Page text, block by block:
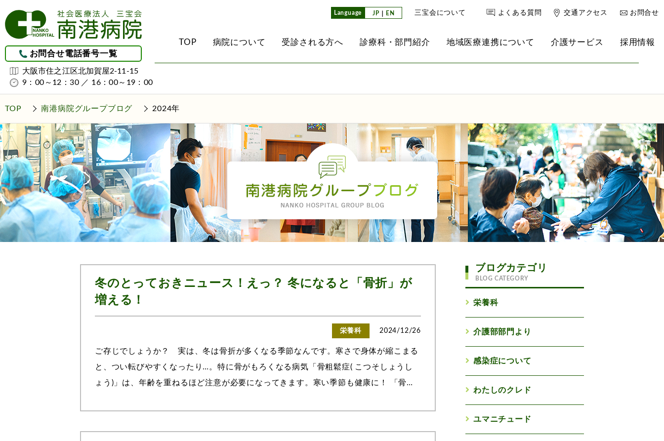
Language JP EN 三宝会について よくある質問 交通アクセス お問合せ
お問合せ電話番号一覧
大阪市住之江区北加賀屋2-11-15
9：00～12：30 ／ 16：00～19：00
TOP 病院について
理念・理事長挨拶・クレド
病院概要
医療安全について
院内感染防止に関する取り組み
厚生労働大臣が定める掲示事項
施設設備紹介
南港ユマニテ病院の開設にあたって
子ども事業部
その他のグループ法人
受診される方へ
受診される方へ
初診・外来受診のご案内
入院・お見舞いされる方へ 救急外来
診療科・部門紹介
診療科・部門のご紹介
外科
リハビリテーション科
回復期リハビリテーション病棟
回復率実績
皮膚科
泌尿器科
内視鏡検査
検査科
栄養科
看護部教育方針
介護科
治験推進室
産婦人科
小児科
内科・老年内科
心療内科・精神科
乳腺外来
スポーツ医学外来
地域医療連携について
地域医療連携について
地域医療連携
レスパイト入院について
介護サービス
介護サービス
南港病院ケアプランセンター
（居宅介護支援事業所）
訪問看護ステーション
グループホーム
（認知症対応型共同生活介護事業所）
ヘルパーステーション
採用情報
TOP 南港病院グループブログ 2024年
冬のとっておきニュース！えっ？ 冬になると「骨折」が
増える！
栄養科 2024/12/26
ご存じでしょうか？ 実は、冬は骨折が多くなる季節なんです。寒さで身体が縮こまる
と、つい転びやすくなったり…。特に骨がもろくなる病気「骨粗鬆症( こつそしょうし
ょう)」は、年齢を重ねるほど注意が必要になってきます。寒い季節も健康に！ 「骨」
ブログカテゴリ
BLOG CATEGORY
栄養科
介護部部門より
感染症について
わたしのクレド
ユマニチュード